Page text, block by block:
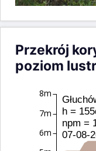
Przekrój
poziom
6m
7m
8m
h =
npm =
07-08-